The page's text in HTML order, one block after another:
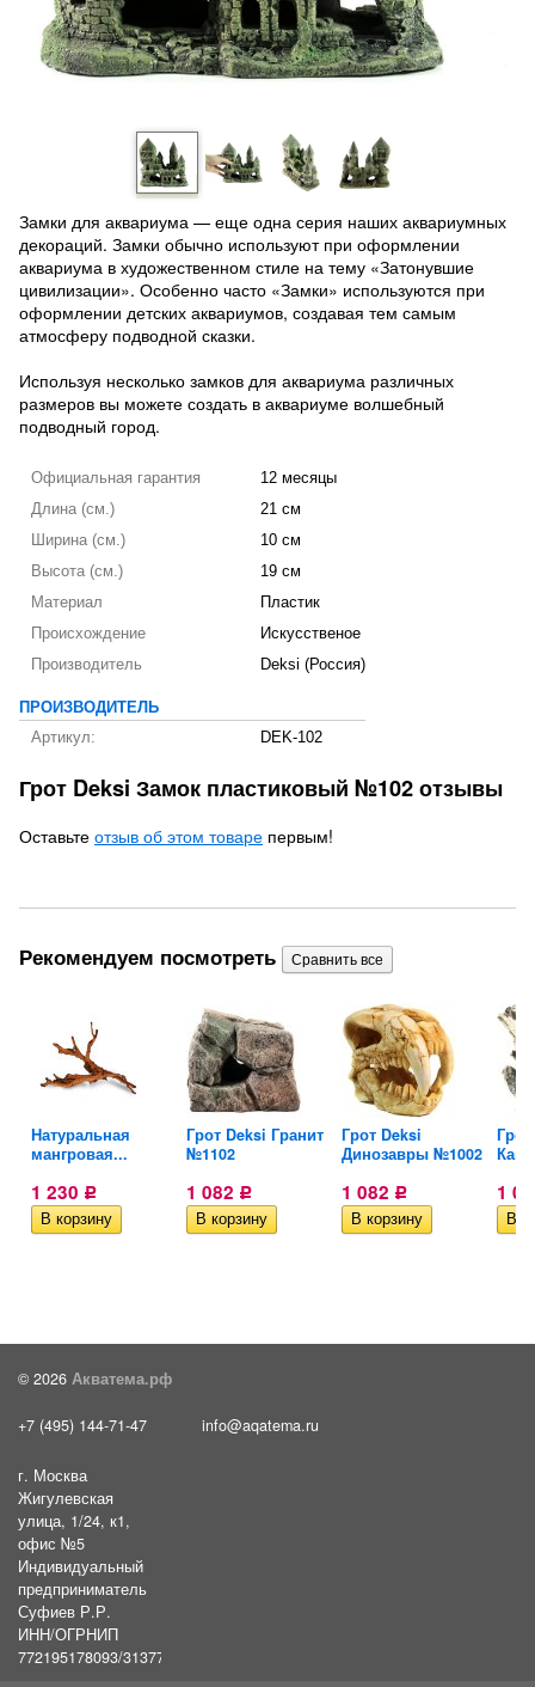
Замки для аквариума — еще одна серия наших аквариумных
декораций. Замки обычно используют при оформлении
аквариума в художественном стиле на тему «Затонувшие
цивилизации». Особенно часто «Замки» используются при
оформлении детских аквариумов, создавая тем самым
атмосферу подводной сказки.
Используя несколько замков для аквариума различных
размеров вы можете создать в аквариуме волшебный
подводный город.
Официальная гарантия
12 месяцы
Длина (см.)
21 см
Ширина (см.)
10 см
Высота (см.)
19 см
Материал
Пластик
Происхождение
Искусственое
Производитель
Deksi (Россия)
ПРОИЗВОДИТЕЛЬ
Артикул:
DEK-102
Грот Deksi Замок пластиковый №102 отзывы
Оставьте отзыв об этом товаре первым!
Рекомендуем посмотреть
Натуральная
мангровая...
1 230 Р
Грот Deksi Гранит
№1102
1 082 Р
Грот Deksi
Динозавры №1002
1 082 Р 1
© 2026 Акватема.рф
+7 (495) 144-71-47 info@aqatema.ru
г. Москва
Жигулевская
улица, 1/24, к1,
офис №5
Индивидуальный
предприниматель
Суфиев Р.Р.
ИНН/ОГРНИП
772195178093/31377461610054